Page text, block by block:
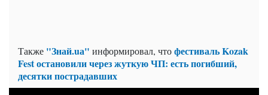
Также "Знай.uа" информировал, чтофестиваль Kozak
Fest остановили через жуткую ЧП: есть погибший,
десятки пострадавших